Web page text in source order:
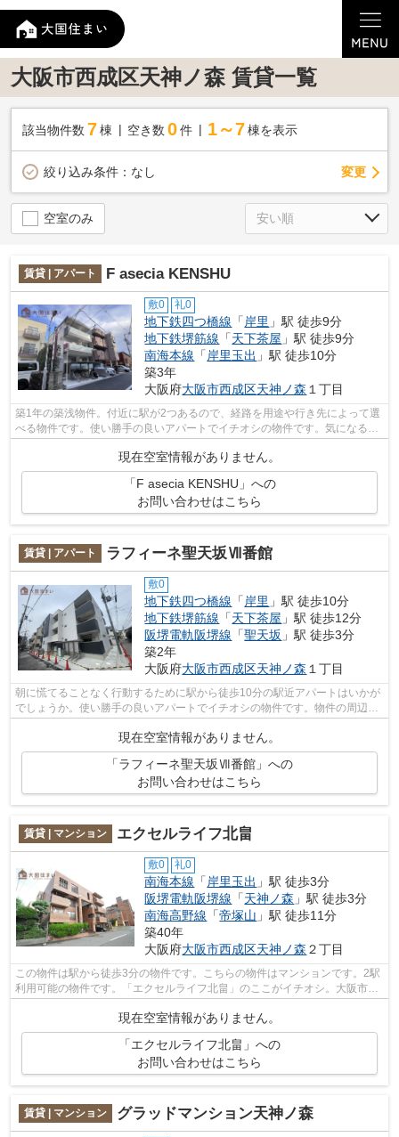
大阪市西成区天神ノ森 賃貸一覧
該当物件数 7棟 空き数 0 件 1～7 棟を表示
絞り込み条件： なし 変更
空室のみ
賃貸 | アパート F asecia KENSHU
敷0 礼0
地下鉄四つ橋線 「岸里 」駅 徒歩9分
地下鉄堺筋線 「天下茶屋 」駅 徒歩9分
南海本線 「岸里玉出 」駅 徒歩10分
築3年
大阪府大阪市西成区天神ノ森 １丁目
築1年の築浅物件。付近に駅が2つあるので、経路を用途や行き先によって選
べる物件です。使い勝手の良いアパートでイチオシの物件です。気になるイ
チオシ物件情報：「F asecia KENSHU」...
現在空室情報がありません。
「F asecia KENSHU」への
お問い合わせはこちら
賃貸 | アパート ラフィーネ聖天坂Ⅶ番館
敷0
地下鉄四つ橋線 「 岸里 」駅 徒歩10分
地下鉄堺筋線 「天下茶屋 」駅 徒歩12分
阪堺電軌阪堺線 「聖天坂 」駅 徒歩3分
築2年
大阪府大阪市西成区天神ノ森 １丁目
朝に慌てることなく行動するために駅から徒歩10分の駅近アパートはいかが
でしょうか。使い勝手の良いアパートでイチオシの物件です。物件の周辺に
現在空室情報がありません。
「ラフィーネ聖天坂Ⅶ番館」への
お問い合わせはこちら
賃貸 | マンション エクセルライフ北畠
敷0 礼0
南海本線 「 岸里玉出 」駅 徒歩3分
阪堺電軌阪堺線 「天神ノ森 」駅 徒歩3分
南海高野線 「帝塚山 」駅 徒歩11分
築40年
大阪府大阪市西成区天神ノ森 ２丁目
この物件は駅から徒歩3分の物件です。こちらの物件はマンションです。2駅
利用可能の物件です。「エクセルライフ北畠」のここがイチオシ。大阪市西
成区で気になる物件があれば、大国住...
現在空室情報がありません。
「エクセルライフ北畠」への
お問い合わせはこちら
賃貸 | マンション グラッドマンション天神ノ森